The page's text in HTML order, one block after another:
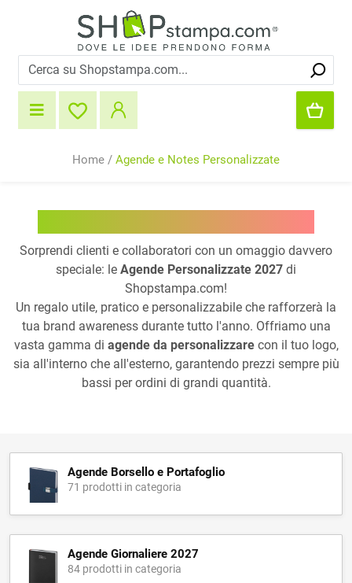
Home / Agende e Notes Personalizzate
Sorprendi clienti e collaboratori con un omaggio davvero
speciale: le Agende Personalizzate 2027 di
Shopstampa.com!
Un regalo utile, pratico e personalizzabile che rafforzerà la
tua brand awareness durante tutto l'anno. Offriamo una
vasta gamma di agende da personalizzarecon il tuo logo,
sia all'interno che all'esterno, garantendo prezzi sempre più
bassi per ordini di grandi quantità.
Agende Borsello e Portafoglio
71 prodotti in categoria
Agende Giornaliere 2027
84 prodotti in categoria